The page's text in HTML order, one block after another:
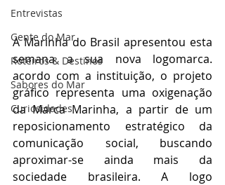
Entrevistas
Gente do Mar
Roteiros & Destinos
Sabores do Mar
Curiosidades
A Marinha do Brasil apresentou esta
semana a sua nova logomarca.
acordo com a instituição, o projeto
gráfico representa uma oxigenação
da Marca Marinha, a partir de um
reposicionamento estratégico da
comunicação social, buscando
aproximar-se ainda mais da
sociedade brasileira. A logo